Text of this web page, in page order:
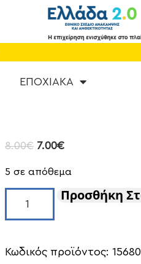
ΕΠΟΧΙΑΚΑ
8.00€ 7.00€
5 σε απόθεμα
Προσθήκη
Κωδικός προϊόντος:15680